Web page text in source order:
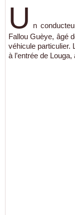
U
n
Fallou Guèye, âgé
véhicule particulier.
à l’entrée de